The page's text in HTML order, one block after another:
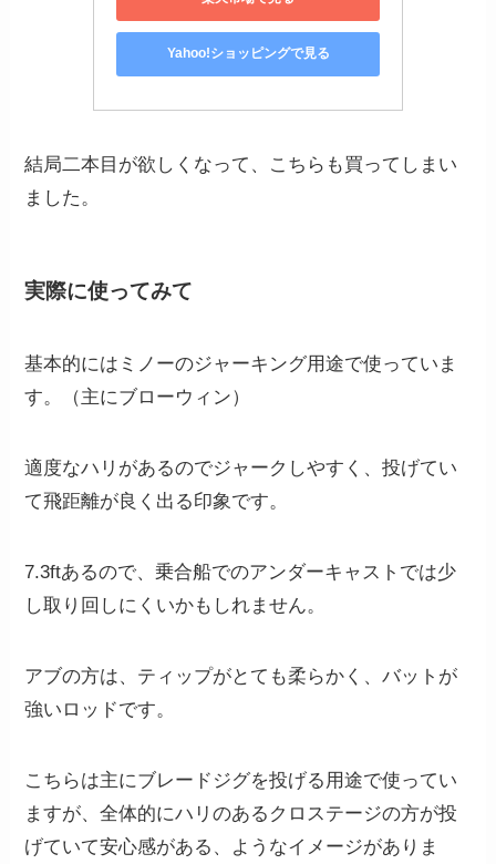
Yahoo!ショッピングで見る
結局二本目が欲しくなって、こちらも買ってしまい
ました。
実際に使ってみて
基本的にはミノーのジャーキング用途で使っていま
す。（主にブローウィン）
適度なハリがあるのでジャークしやすく、投げてい
て飛距離が良く出る印象です。
7.3ftあるので、乗合船でのアンダーキャストでは少
し取り回しにくいかもしれません。
アブの方は、ティップがとても柔らかく、バットが
強いロッドです。
こちらは主にブレードジグを投げる用途で使ってい
ますが、全体的にハリのあるクロステージの方が投
げていて安心感がある、ようなイメージがありま